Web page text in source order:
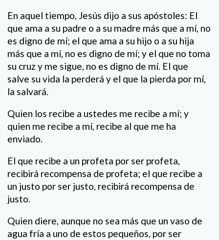
En aquel tiempo, Jesús dijo a sus apóstoles: El
que ama a su padre o a su madre más que a mí, no
es digno de mí; el que ama a su hijo o a su hija
más que a mí, no es digno de mí; y el que no toma
su cruz y me sigue, no es digno de mí. El que
salve su vida la perderá y el que la pierda por mí,
la salvará.
Quien los recibe a ustedes me recibe a mí; y
quien me recibe a mí, recibe al que me ha
enviado.
El que recibe a un profeta por ser profeta,
recibirá recompensa de profeta; el que recibe a
un justo por ser justo, recibirá recompensa de
justo.
Quien diere, aunque no sea más que un vaso de
agua fría a uno de estos pequeños, por ser